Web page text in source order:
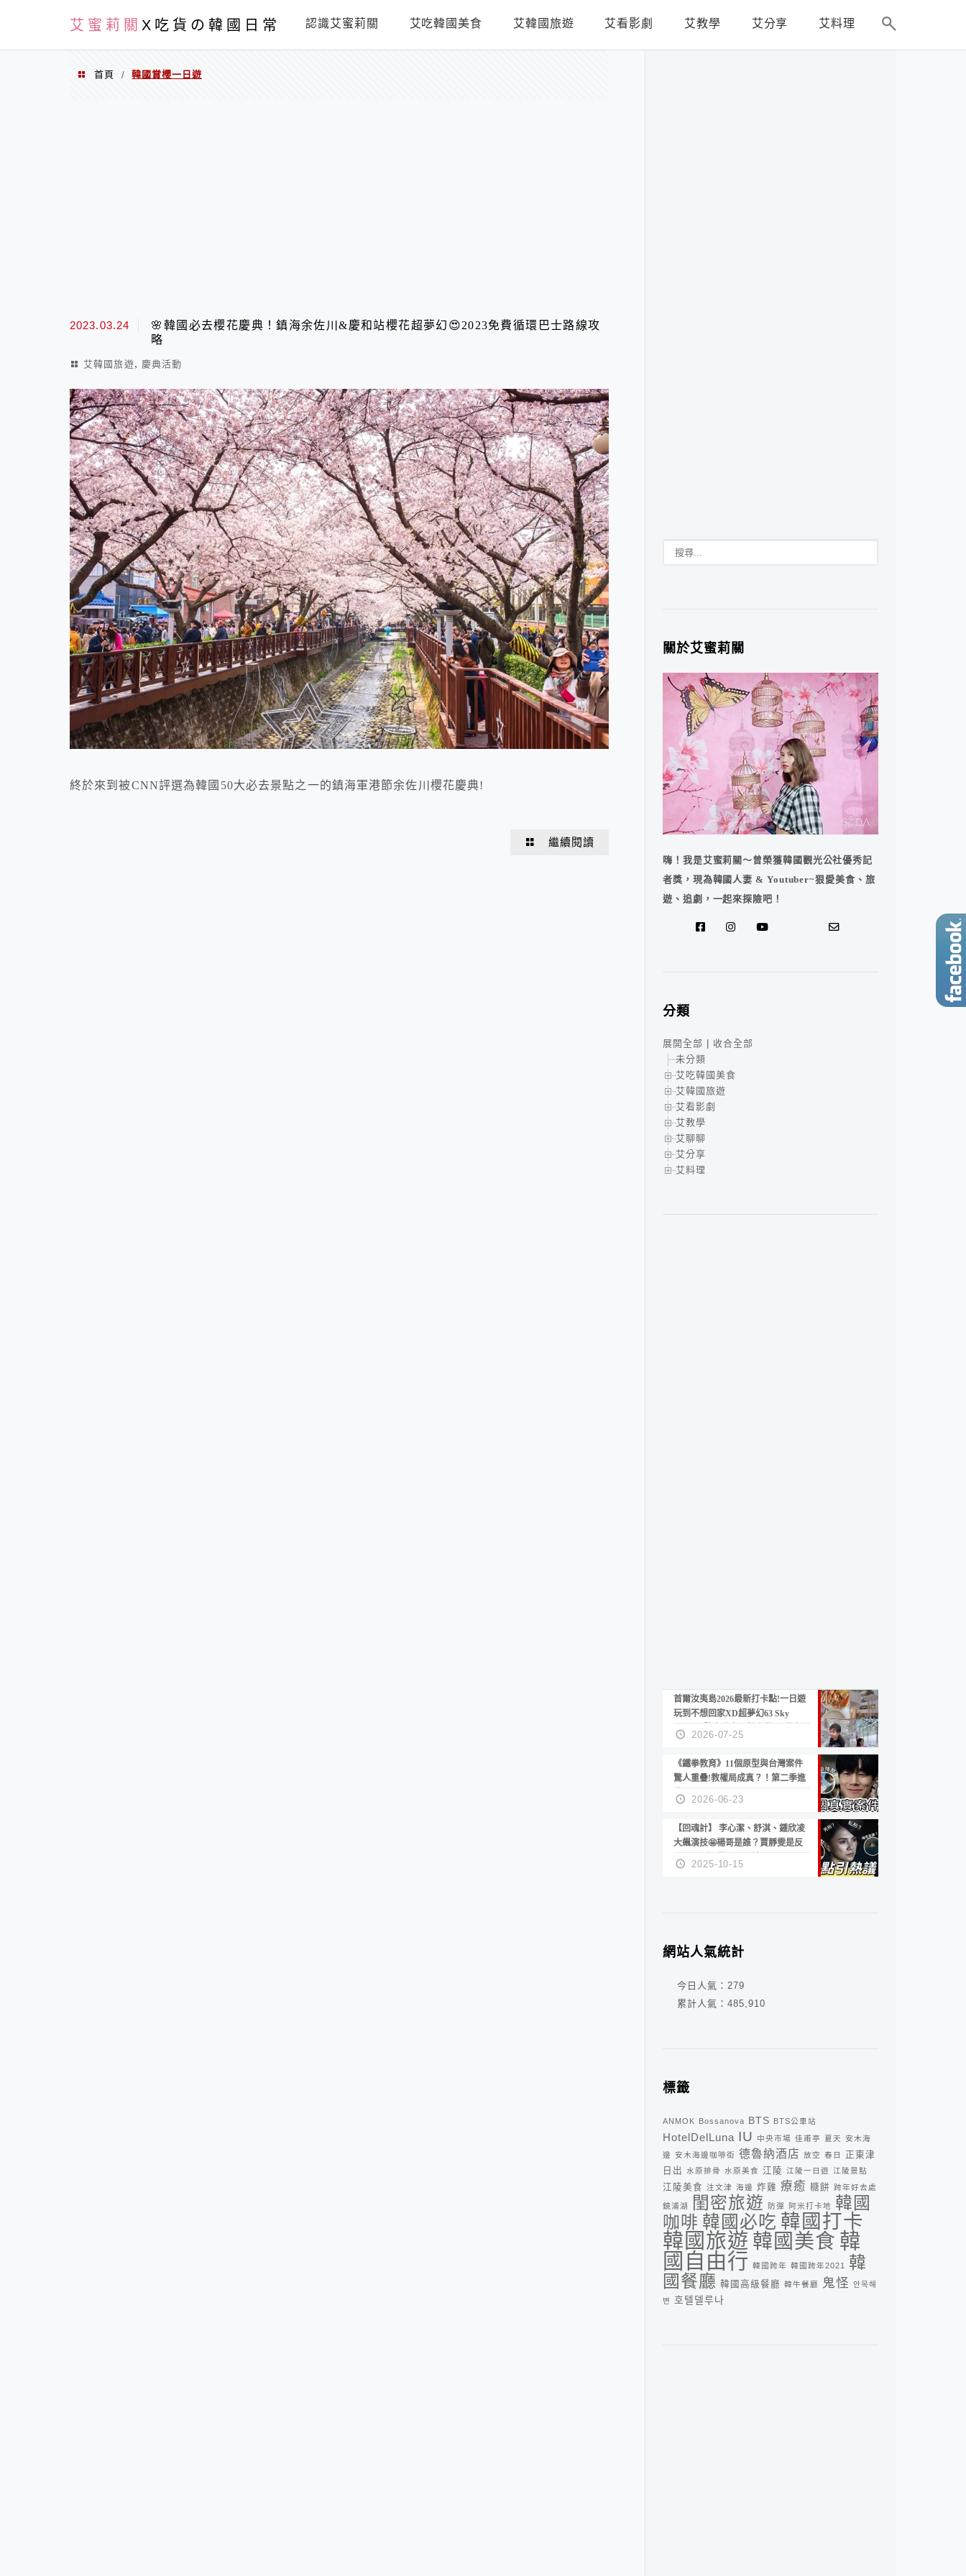
艾蜜莉關 X吃貨の韓國日常 認識艾蜜莉關 艾吃韓國美食 艾韓國旅遊 艾看影劇 艾教學 艾分享 艾料理
首頁 / 韓國賞櫻一日遊
2023.03.24
🌸韓國必去櫻花慶典！鎮海余佐川&慶和站櫻花超夢幻😍2023免費循環巴士路線攻
略
艾韓國旅遊, 慶典活動
終於來到被CNN評選為韓國50大必去景點之一的鎮海軍港節余佐川櫻花慶典!
繼續閱讀
關於艾蜜莉關
嗨！我是艾蜜莉關～曾榮獲韓國觀光公社優秀記
者獎，現為韓國人妻 & Youtuber~狠愛美食、旅
遊、追劇，一起來探險吧！
分類
展開全部
收合全部
未分類
艾吃韓國美食
艾韓國旅遊
艾看影劇
艾教學
艾聊聊
艾分享
艾料理
首爾汝夷島2026最新打卡點!一日遊
玩到不想回家XD超夢幻63 Sky
Picnic、鷺良津帝王蟹大餐、《淚之
女王》拍攝地、漢江公園免費玩水
2026-07-25
《鐵拳教育》11個原型與台灣案件
驚人重疊!教權局成真？！第二季進
度？😍
2026-06-23
【回魂計】 李心潔、舒淇、鍾欣凌
大飆演技🤩楊哥是誰？賈靜雯是反
派？死刑還是私刑正義
2025-10-15
網站人氣統計
今日人氣： 279
累計人氣： 485,910
標籤
ANMOK Bossanova BTS BTS公車站
HotelDelLuna IU 中央市場 佳甫亭 夏天 安木海
邊 安木海邊咖啡街 德魯納酒店 放空 春日
正東津
日出 水原排骨 水原美食 江陵 江陵一日遊 江陵景點
江陵美食 注文津 海邊 炸雞 療癒 糖餅 跨年好去處
鏡浦湖 閨密旅遊 防彈 阿米打卡地
韓國
咖啡 韓國必吃 韓國打卡
韓國旅遊 韓國美食 韓
國自由行 韓國跨年 韓國跨年2021
韓
國餐廳 韓國高級餐廳 韓牛餐廳 鬼怪 안목해
변
호텔델루나